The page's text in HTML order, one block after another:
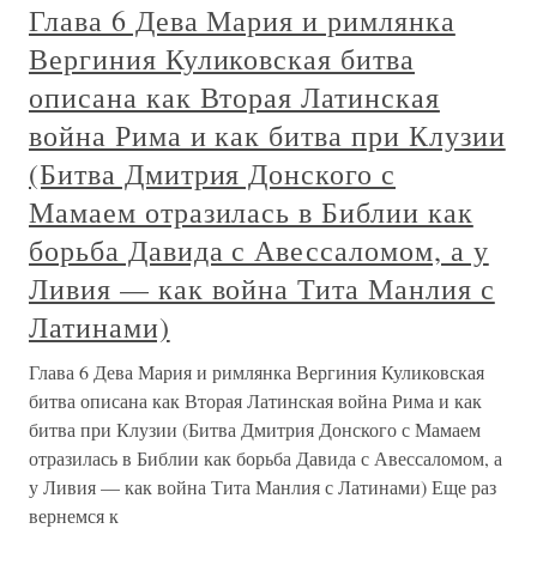
Глава 6 Дева Мария и римлянка
Вергиния Куликовская битва
описана как Вторая Латинская
война Рима и как битва при Клузии
(Битва Дмитрия Донского с
Мамаем отразилась в Библии как
борьба Давида с Авессаломом, а у
Ливия — как война Тита Манлия с
Латинами)
Глава 6 Дева Мария и римлянка Вергиния Куликовская
битва описана как Вторая Латинская война Рима и как
битва при Клузии (Битва Дмитрия Донского с Мамаем
отразилась в Библии как борьба Давида с Авессаломом, а
у Ливия — как война Тита Манлия с Латинами) Еще раз
вернемся к